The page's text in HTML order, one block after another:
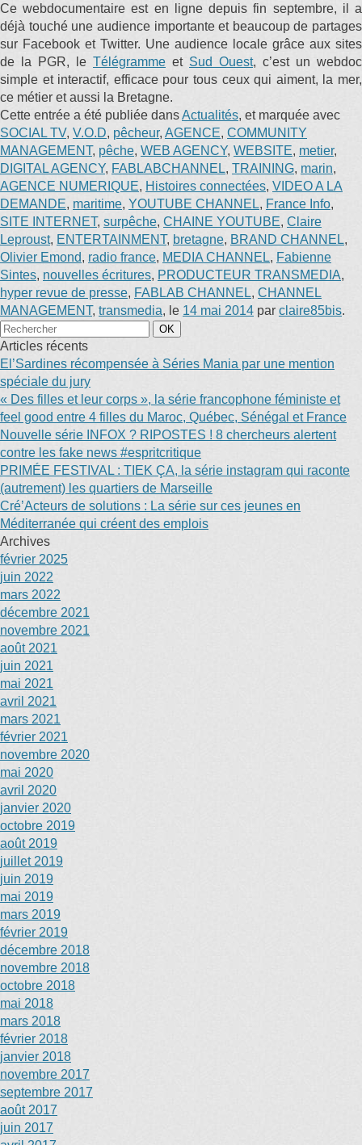
Ce webdocumentaire est en ligne depuis fin septembre, il a
déjà touché une audience importante et beaucoup de partages
sur Facebook et Twitter. Une audience locale grâce aux sites
de la PGR, le Télégramme et Sud Ouest, c’est un webdoc
simple et interactif, efficace pour tous ceux qui aiment, la mer,
ce métier et aussi la Bretagne.
Cette entrée a été publiée dansActualités, et marquée avec
SOCIAL TV, V.O.D, pêcheur, AGENCE, COMMUNITY
MANAGEMENT, pêche, WEB AGENCY, WEBSITE, metier,
DIGITAL AGENCY, FABLABCHANNEL, TRAINING, marin,
AGENCE NUMERIQUE, Histoires connectées, VIDEO A LA
DEMANDE, maritime, YOUTUBE CHANNEL, France Info,
SITE INTERNET, surpêche, CHAINE YOUTUBE, Claire
Leproust, ENTERTAINMENT, bretagne, BRAND CHANNEL,
Olivier Emond, radio france, MEDIA CHANNEL, Fabienne
Sintes, nouvelles écritures, PRODUCTEUR TRANSMEDIA,
hyper revue de presse, FABLAB CHANNEL, CHANNEL
MANAGEMENT, transmedia, le 14 mai 2014 par claire85bis.
Articles récents
El’Sardines récompensée à Séries Mania par une mention
spéciale du jury
« Des filles et leur corps », la série francophone féministe et
feel good entre 4 filles du Maroc, Québec, Sénégal et France
Nouvelle série INFOX ? RIPOSTES ! 8 chercheurs alertent
contre les fake news #espritcritique
PRIMÉE FESTIVAL : TIEK ÇA, la série instagram qui raconte
(autrement) les quartiers de Marseille
Cré’Acteurs de solutions : La série sur ces jeunes en
Méditerranée qui créent des emplois
Archives
février 2025
juin 2022
mars 2022
décembre 2021
novembre 2021
août 2021
juin 2021
mai 2021
avril 2021
mars 2021
février 2021
novembre 2020
mai 2020
avril 2020
janvier 2020
octobre 2019
août 2019
juillet 2019
juin 2019
mai 2019
mars 2019
février 2019
décembre 2018
novembre 2018
octobre 2018
mai 2018
mars 2018
février 2018
janvier 2018
novembre 2017
septembre 2017
août 2017
juin 2017